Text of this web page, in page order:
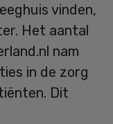
vinden,
Het aantal
nam
in de zorg
Dit